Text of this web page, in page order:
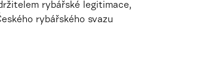
rybářské legitimace,
rybářského svazu